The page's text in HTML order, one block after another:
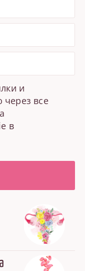
и
все
в